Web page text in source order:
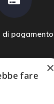
di pagamento
×
fare